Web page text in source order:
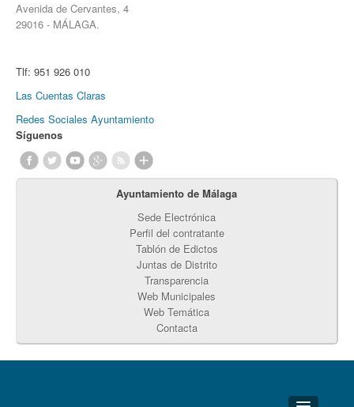
Avenida de Cervantes, 4
29016 - MÁLAGA.
Tlf: 951 926 010
Las Cuentas Claras
Redes Sociales Ayuntamiento
Síguenos
Ayuntamiento de Málaga
Sede Electrónica
Perfil del contratante
Tablón de Edictos
Juntas de Distrito
Transparencia
Web Municipales
Web Temática
Contacta